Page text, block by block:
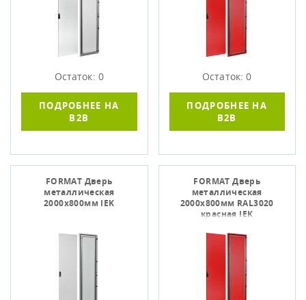
Остаток: 0
ПОДРОБНЕЕ НА
B2B
Остаток: 0
ПОДРОБНЕЕ НА
B2B
FORMAT Дверь
металлическая
2000х800мм IEK
FORMAT Дверь
металлическая
2000х800мм RAL3020
красная IEK